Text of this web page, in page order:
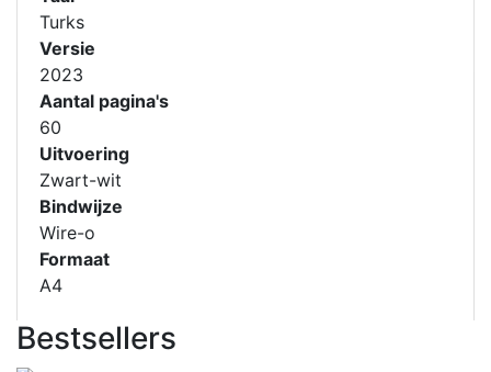
Turks
Versie
2023
Aantal pagina's
60
Uitvoering
Zwart-wit
Bindwijze
Wire-o
Formaat
A4
Bestsellers